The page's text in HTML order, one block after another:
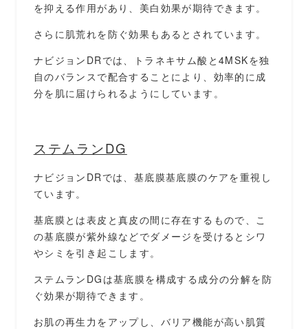
を抑える作用があり、美白効果が期待できます。
さらに肌荒れを防ぐ効果もあるとされています。
ナビジョンDRでは、トラネキサム酸と4MSKを独
自のバランスで配合することにより、効率的に成
分を肌に届けられるようにしています。
ステムランDG
ナビジョンDRでは、基底膜基底膜のケアを重視し
ています。
基底膜とは表皮と真皮の間に存在するもので、こ
の基底膜が紫外線などでダメージを受けるとシワ
やシミを引き起こします。
ステムランDGは基底膜を構成する成分の分解を防
ぐ効果が期待できます。
お肌の再生力をアップし、バリア機能が高い肌質